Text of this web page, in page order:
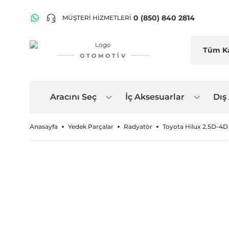
MÜŞTERİ HİZMETLERİ 0 (850) 840 2814
OTOMOTIV
Aracını Seç İç Aksesuarlar
Anasayfa Yedek Parçalar Radyatör Toyota Hilux 2.5D-